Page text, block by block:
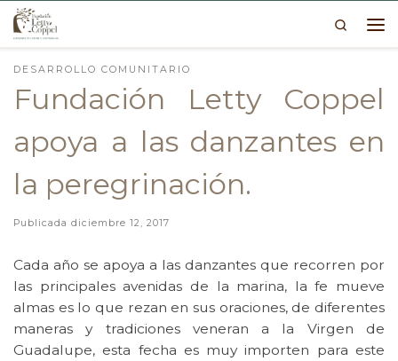
Skip to content
Search
DESARROLLO COMUNITARIO
Fundación Letty Coppel
apoya a las danzantes en
la peregrinación.
Publicada diciembre 12, 2017
Cada año se apoya a las danzantes que recorren por
las principales avenidas de la marina, la fe mueve
almas es lo que rezan en sus oraciones, de diferentes
maneras y tradiciones veneran a la Virgen de
Guadalupe, esta fecha es muy importen para este